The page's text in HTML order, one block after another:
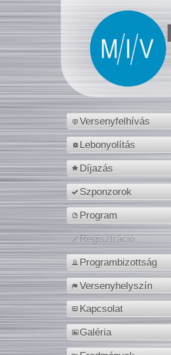
Versenyfelhívás
Lebonyolítás
Díjazás
Szponzorok
Program
Regisztráció
Programbizottság
Versenyhelyszín
Kapcsolat
Galéria